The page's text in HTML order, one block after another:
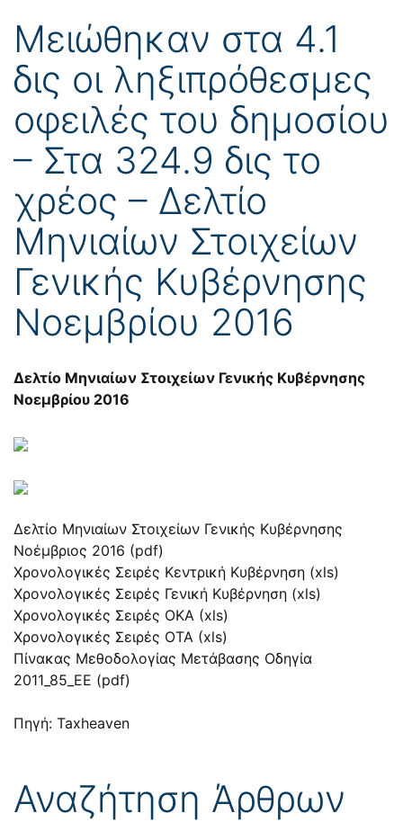
Μειώθηκαν στα 4.1
δις οι ληξιπρόθεσμες
οφειλές του δημοσίου
– Στα 324.9 δις το
χρέος – Δελτίο
Μηνιαίων Στοιχείων
Γενικής Κυβέρνησης
Νοεμβρίου 2016
Δελτίο Μηνιαίων Στοιχείων Γενικής Κυβέρνησης
Νοεμβρίου 2016
Δελτίο Μηνιαίων Στοιχείων Γενικής Κυβέρνησης
Νοέμβριος 2016 (pdf)
Χρονολογικές Σειρές Kεντρική Κυβέρνηση (xls)
Χρονολογικές Σειρές Γενική Κυβέρνηση (xls)
Χρονολογικές Σειρές ΟΚΑ (xls)
Χρονολογικές Σειρές ΟΤΑ (xls)
Πίνακας Μεθοδολογίας Μετάβασης Οδηγία
2011_85_ΕE (pdf)
Πηγή: Taxheaven
Αναζήτηση Άρθρων